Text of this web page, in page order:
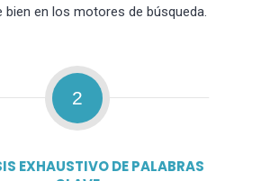
bien en los motores de búsqueda.
2
EXHAUSTIVO DE PALABRAS